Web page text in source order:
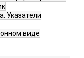
Указатели
виде